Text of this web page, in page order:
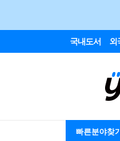
국내도서 외
빠른분야찾기